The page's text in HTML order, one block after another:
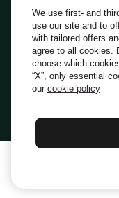
Everli News
Domande frequenti
Lavora con noi
Diventa Shopper
Investitori
Privacy
Indirizzo PEC:
We use first- and
use our site and to
with tailored offers
agree to all cookies.
choose which
“X”, only essential
our cookie policy